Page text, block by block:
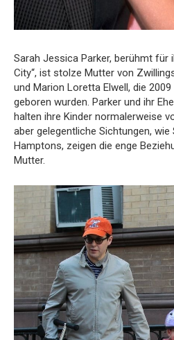
Sarah Jessica Parker, berühmt für
City“, ist stolze Mutter von
und Marion Loretta Elwell, die
geboren wurden. Parker und ihr
halten ihre Kinder normalerweise
aber gelegentliche Sichtungen,
Hamptons, zeigen die enge
Mutter.